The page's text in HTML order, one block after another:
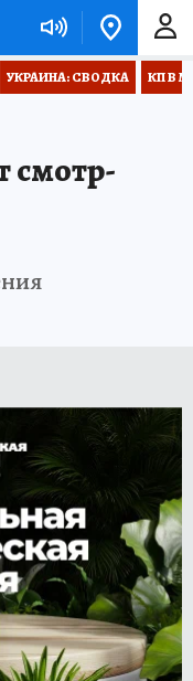
УКРАИНА: СВОДКА КП В
смотр-